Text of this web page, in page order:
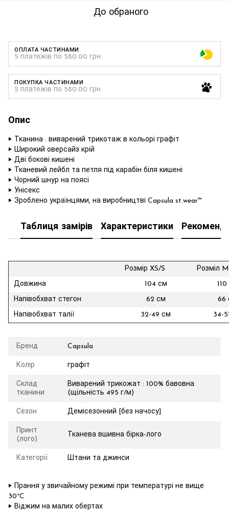
До обраного
ОПЛАТА ЧАСТИНАМИ
5 платежів по 580.00 грн
ПОКУПКА ЧАСТИНАМИ
5 платежів по 580.00 грн
Опис
‣ Тканина : виварений трикотаж в кольорі графіт
‣ Широкий оверсайз крій
‣ Дві бокові кишені
‣ Тканевий лейбл та петля під карабін біля кишені
‣ Чорний шнур на поясі
‣ Унісекс
‣ Зроблено українцями, на виробництві Capsula st.wear™
Таблиця замірів Характеристики
Розмір XS/S
Розміл
Довжина
104 см
Напівобхват стегон
62 см
66
Напівобхват талії
32-49 см 34-
Бренд Capsula
Колір графіт
Склад
тканини
Виварений трикожат : 100% бавовна
(щільність 495 г/м)
Сезон Демісезонний [без начосу]
Принт
(лого)
Тканева вшивна бірка-лого
Категорії Штани та джинси
‣ Прання у звичайному режимі при температурі не вище
30°C
‣ Віджим на малих обертах